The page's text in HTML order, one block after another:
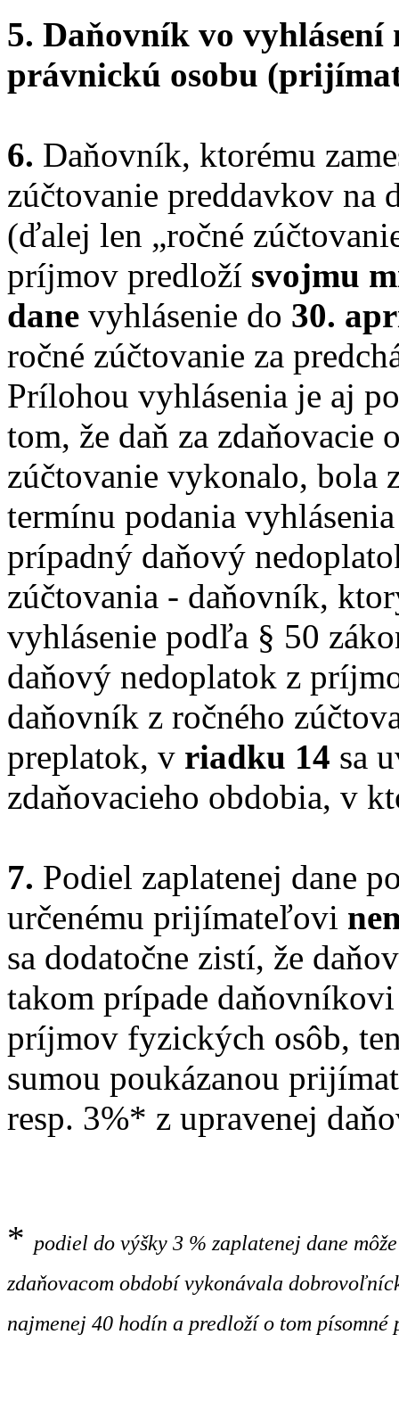
5. Daňovník vo
právnickú osobu
6. Daňovník, ktorému
zúčtovanie preddavkov na
(ďalej len „ročné
príjmov predloží svojmu
dane vyhlásenie do 30.
ročné zúčtovanie za
Prílohou vyhlásenia je aj
tom, že daň za zdaňovacie
zúčtovanie vykonalo, bola
termínu podania
prípadný daňový
zúčtovania - daňovník,
vyhlásenie podľa § 50
daňový nedoplatok z
daňovník z ročného
preplatok, v riadku 14 sa
zdaňovacieho obdobia, v
7. Podiel zaplatenej dane
určenému prijímateľovi
sa dodatočne zistí, že
takom prípade
príjmov fyzických osôb,
sumou poukázanou
resp. 3%* z upravenej
* podiel do výšky 3 % zaplatenej dane
zdaňovacom období vykonávala
najmenej 40 hodín a predloží o tom